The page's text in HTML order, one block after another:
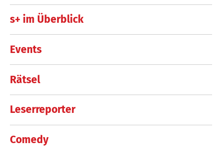
s+ im Überblick
Events
Rätsel
Leserreporter
Comedy